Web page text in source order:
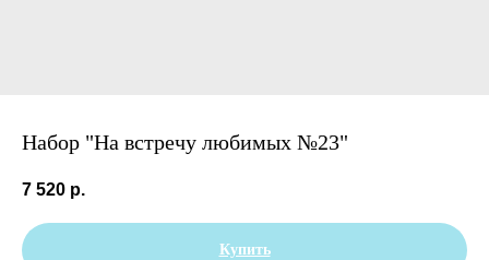
Набор "На встречу любимых №23"
7 520 р.
Купить